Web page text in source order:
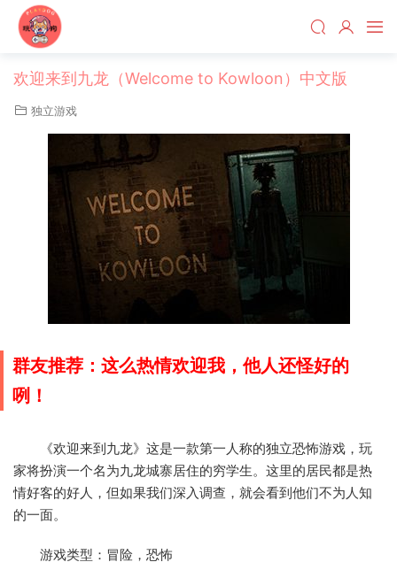
欢迎来到九龙（Welcome to Kowloon）中文版
独立游戏
群友推荐：这么热情欢迎我，他人还怪好的
咧！
《欢迎来到九龙》这是一款第一人称的独立恐怖游戏，玩
家将扮演一个名为九龙城寨居住的穷学生。这里的居民都是热
情好客的好人，但如果我们深入调查，就会看到他们不为人知
的一面。
游戏类型：冒险，恐怖